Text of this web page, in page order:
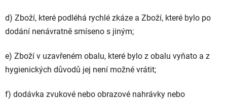
d) Zboží, které podléhá rychlé zkáze a Zboží, které bylo po
dodání nenávratně smíseno s jiným;
e) Zboží v uzavřeném obalu, které bylo z obalu vyňato a z
hygienických důvodů jej není možné vrátit;
f) dodávka zvukové nebo obrazové nahrávky nebo